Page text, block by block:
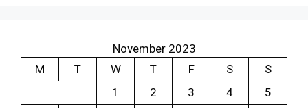
November 2023
M
T W T F S
S
1
2 3 4
5